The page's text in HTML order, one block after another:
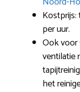
per uur.
Ook voor
ventilatie
het